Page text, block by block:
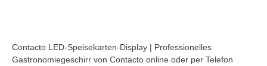
Contacto LED-Speisekarten-Display | Professionelles
Gastronomiegeschirr von Contacto online oder per Telefon